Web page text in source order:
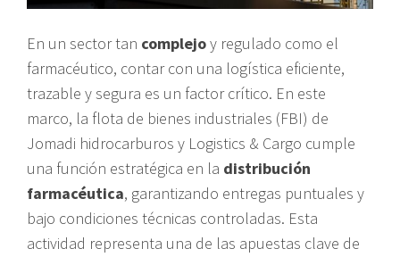
En un sector tan complejoy regulado como el
farmacéutico, contar con una logística eficiente,
trazable y segura es un factor crítico. En este
marco, la flota de bienes industriales (FBI) de
Jomadi hidrocarburos y Logistics & Cargo cumple
una función estratégica en la distribución
farmacéutica, garantizando entregas puntuales y
bajo condiciones técnicas controladas. Esta
actividad representa una de las apuestas clave de